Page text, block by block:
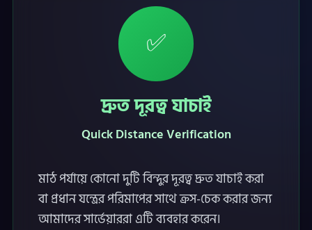
✅
দ্রুত দূরত্ব যাচাই
Quick Distance Verification
মাঠ পর্যায়ে কোনো দুটি বিন্দুর দূরত্ব দ্রুত যাচাই করা
বা প্রধান যন্ত্রের পরিমাপের সাথে ক্রস-চেক করার জন্য
আমাদের সার্ভেয়াররা এটি ব্যবহার করেন।